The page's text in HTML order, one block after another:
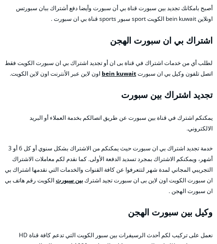
أصبح بامكانك تجديد بين سبورت قناة بي أن سبورت وأيضا دفع أشتراك ببان سبورتس
اونلاين bein kuwait الكويت sport سبور sports قناة بي ان سبورت .
اشتراك بي ان سبورت الهجن
لطلب أي من خدمات اشتراك في قناة بى ان أو تجديد اشتراك بي ان سبورت الكويت فقط
اتصل تلفون وكيل بي ان سبورتbein kuwait اون لاين عبر الأنترنت اون لاين الكويت.
تجديد اشتراك بين سبورت
يمكنكم اشترك في قناة بين سبورت عن طريق اتصالكم بخدمة العملاء أو البريد
الالكتروني.
خدمة تجديد اشتراك بي ان سبورت حيث يمكنكم من الاشتراك بشكل سنوي أو كل 6 أو 3
أشهر، ويمكنكم الاشتراك بمجرد تسديد الدفعة الأولى. كما نقدم لكم معاملات الاشتراك
التجريبي المجاني لمدة شهر لتتعرفوا عن كافة القنوات والخدمات التي نقدمها اشتراك بي
ان سبورت الكويت اون لاين بى ان سبورت تجيد اشتركبين سبورتالكويت رقم هاتف بي
ان سبورت الهجن .
وكيل بين سبورت الهجن
نعمل على تركيب لكم أحدث الرسيفرات بين سبور الكويت التي تدعم كافة قناة HD